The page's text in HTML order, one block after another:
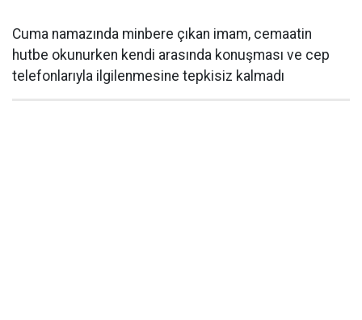
Cuma namazında minbere çıkan imam, cemaatin
hutbe okunurken kendi arasında konuşması ve cep
telefonlarıyla ilgilenmesine tepkisiz kalmadı